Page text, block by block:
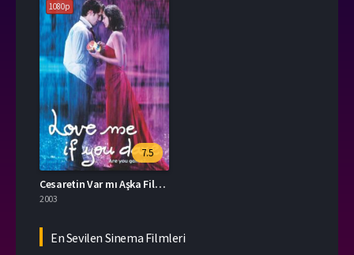
1080p
7.5
Cesaretin Var mı Aşka Film İzle
2003
En Sevilen Sinema Filmleri